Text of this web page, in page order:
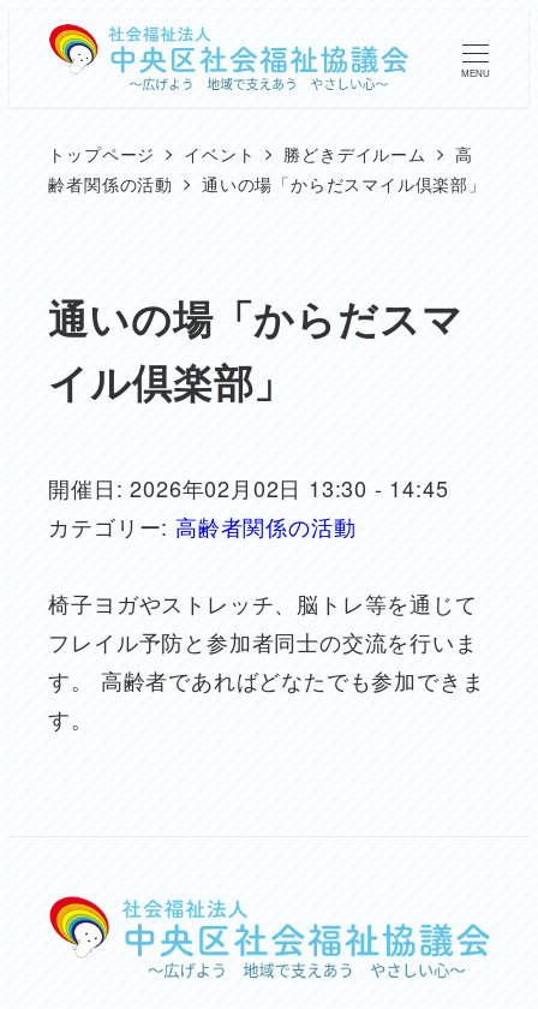
MENU
トップページ イベント 勝どきデイルーム
高
齢者関係の活動
通いの場「からだスマイル倶楽部」
通いの場「からだスマ
イル倶楽部」
開催日: 2026年02月02日 13:30 - 14:45
カテゴリー: 高齢者関係の活動
椅子ヨガやストレッチ、脳トレ等を通じて
フレイル予防と参加者同士の交流を行いま
す。 高齢者であればどなたでも参加できま
す。